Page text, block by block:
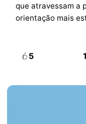
que atravessam a
orientação mais
5